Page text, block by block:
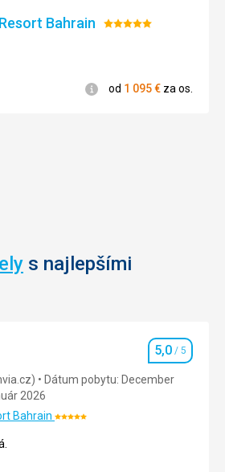
Bahrain Hodnotenie:
Informácie
od 1 095€ za os.
s najlepšími
Hodnotenie
5,0 / 5
Dátum pobytu: December
2026
BahrainHodnotenie: